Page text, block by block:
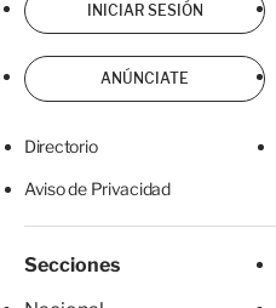
INICIAR SESIÓN
ANÚNCIATE
Directorio
Aviso de Privacidad
Secciones